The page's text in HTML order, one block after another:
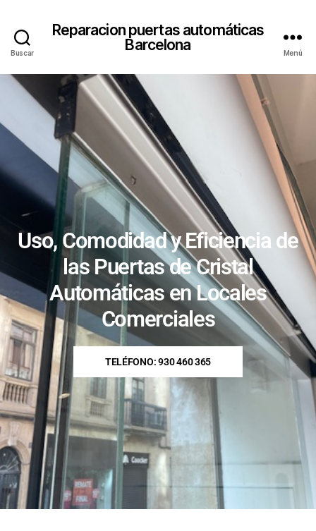
Buscar
Reparacion puertas automáticas
Barcelona
Menú
Uso, Comodidad y Eficiencia de
las Puertas de Cristal
Automáticas en Locales
Comerciales
TELÉFONO: 930 460 365